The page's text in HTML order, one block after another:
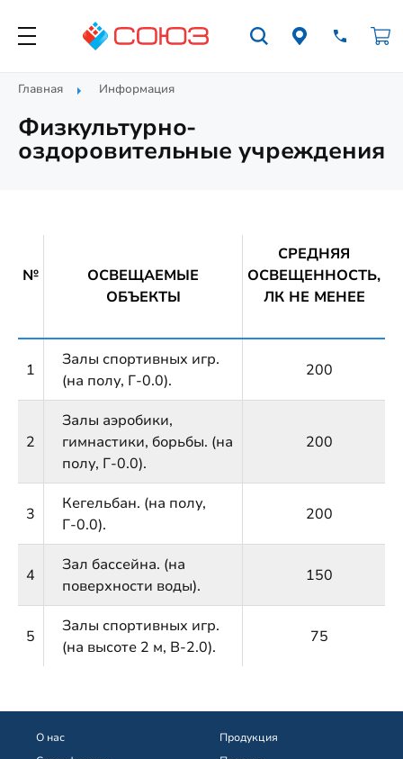
Главная Информация
Физкультурно-
оздоровительные учреждения
№
ОСВЕЩАЕМЫЕ
ОБЪЕКТЫ
СРЕДНЯЯ
ОСВЕЩЕННОСТЬ,
ЛК НЕ МЕНЕЕ
1
Залы спортивных игр.
(на полу, Г-0.0).
200
2
Залы аэробики,
гимнастики, борьбы. (на
полу, Г-0.0).
200
3
Кегельбан. (на полу,
Г-0.0).
200
4
Зал бассейна. (на
поверхности воды).
150
5
Залы спортивных игр.
(на высоте 2 м, В-2.0).
75
О нас
Продукция